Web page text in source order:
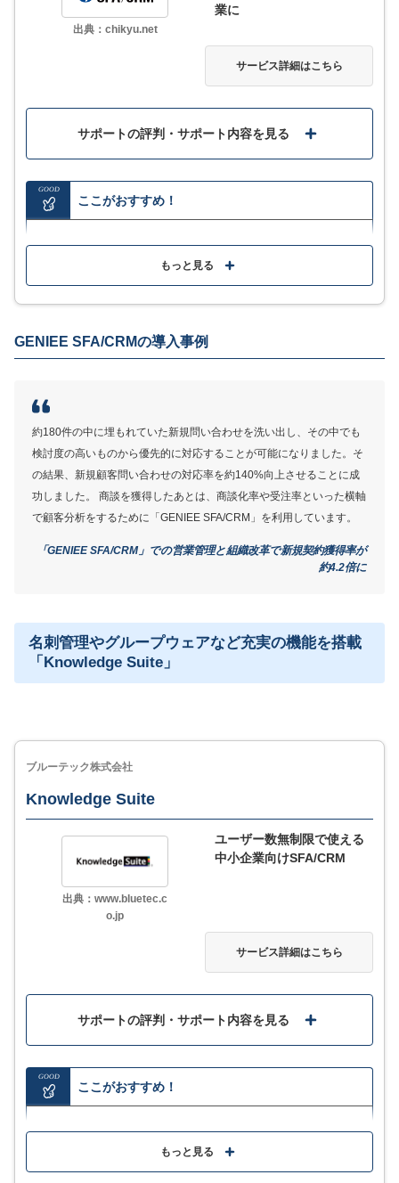
出典：chikyu.net
業に
サービス詳細はこちら
サポートの評判・サポート内容を見る
GOOD
ここがおすすめ！
営業活動に欠かせない業務ツールと連携し業務を効率
親しみやすくシンプルな画面設計で直感的に操作でき
MORE
スマホ版とPC版で表示される項目が異なる
シンプルなUIながらも起動がやや遅い
もっと見る
GENIEE SFA/CRMの導入事例
約180件の中に埋もれていた新規問い合わせを洗い出し、その中でも
検討度の高いものから優先的に対応することが可能になりました。そ
の結果、新規顧客問い合わせの対応率を約140%向上させることに成
功しました。 商談を獲得したあとは、商談化率や受注率といった横軸
で顧客分析をするために「GENIEE SFA/CRM」を利用しています。
「GENIEE SFA/CRM」での営業管理と組織改革で新規契約獲得率が
約4.2倍に
名刺管理やグループウェアなど充実の機能を搭載
「Knowledge Suite」
ブルーテック株式会社
Knowledge Suite
出典：www.bluetec.c
o.jp
ユーザー数無制限で使える
中小企業向けSFA/CRM
サービス詳細はこちら
サポートの評判・サポート内容を見る
GOOD
ここがおすすめ！
遠く離れた支社やグループ会社・協力会社など企業間
を飛び越えた情報共有が可能
もっと見る